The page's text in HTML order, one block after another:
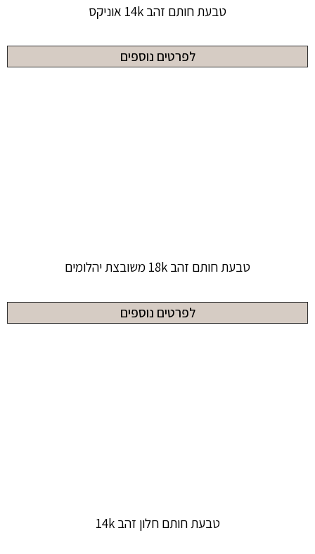
טבעת חותם זהב 14k אוניקס
לפרטים נוספים
טבעת חותם זהב 18k משובצת יהלומים
לפרטים נוספים
טבעת חותם חלון זהב 14k